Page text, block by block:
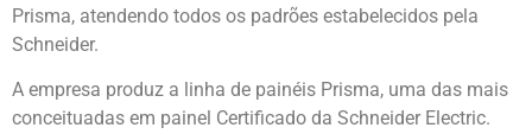
Prisma, atendendo todos os padrões estabelecidos pela
Schneider.
A empresa produz a linha de painéis Prisma, uma das mais
conceituadas em painel Certificado da Schneider Electric.